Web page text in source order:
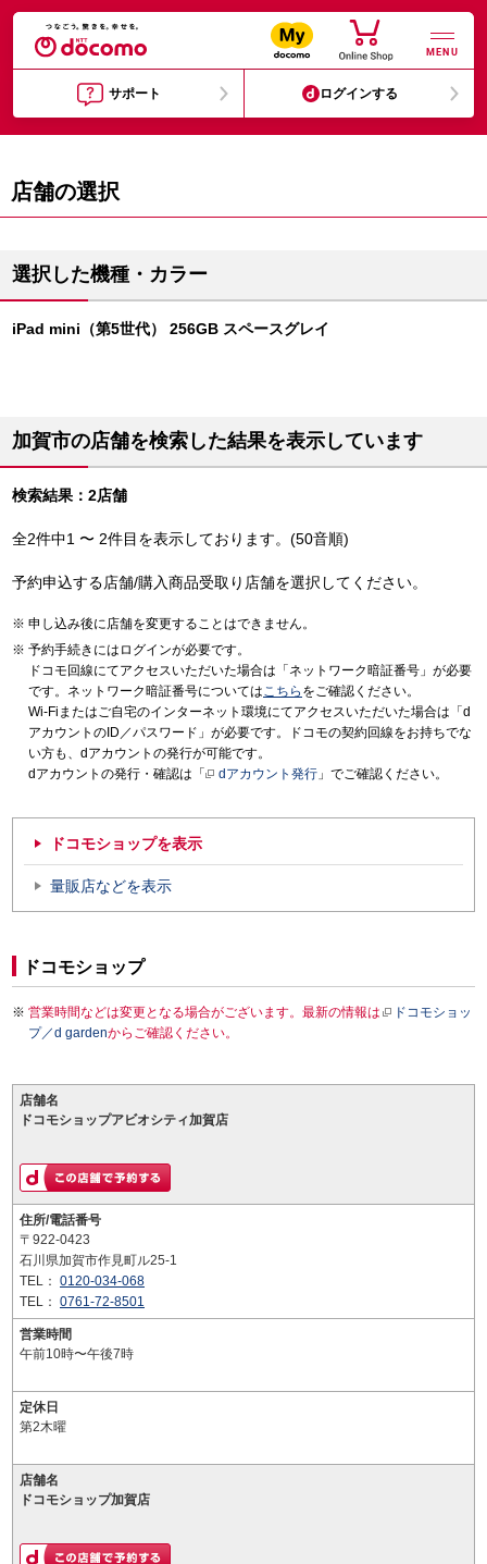
MENU
サポート ログインする
店舗の選択
選択した機種・カラー
iPad mini（第5世代） 256GB スペースグレイ
加賀市の店舗を検索した結果を表示しています
検索結果：2店舗
全2件中1 〜 2件目を表示しております。(50音順)
予約申込する店舗/購入商品受取り店舗を選択してください。
申し込み後に店舗を変更することはできません。
予約手続きにはログインが必要です。
ドコモ回線にてアクセスいただいた場合は「ネットワーク暗証番号」が必要
です。ネットワーク暗証番号についてはこちら をご確認ください。
Wi-Fiまたはご自宅のインターネット環境にてアクセスいただいた場合は「d
アカウントのID／パスワード」が必要です。ドコモの契約回線をお持ちでな
い方も、dアカウントの発行が可能です。
dアカウントの発行・確認は「
dアカウント発行 」でご確認ください。
ドコモショップを表示
量販店などを表示
ドコモショップ
営業時間などは変更となる場合がございます。最新の情報は
ドコモショッ
プ／d gardenからご確認ください。
店舗名
ドコモショップアビオシティ加賀店
住所/電話番号
〒922-0423
石川県加賀市作見町ル25-1
TEL： 0120-034-068
TEL： 0761-72-8501
営業時間
午前10時〜午後7時
定休日
第2木曜
店舗名
ドコモショップ加賀店